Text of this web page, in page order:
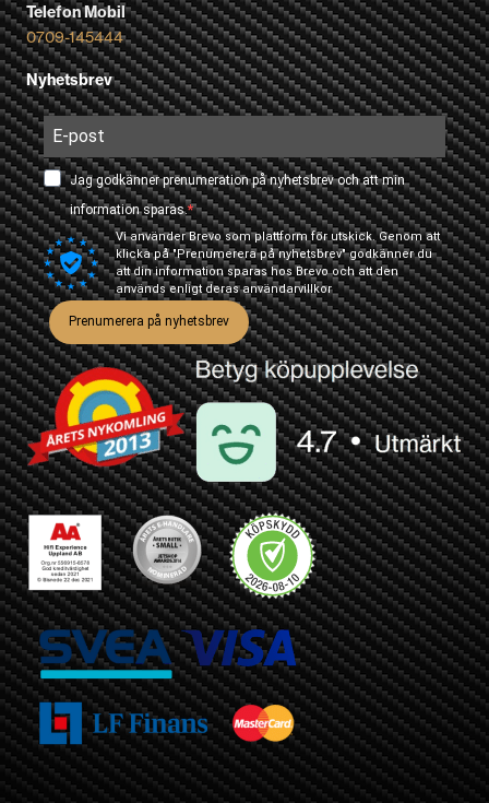
Telefon Mobil
0709-145444
Nyhetsbrev
Jag godkänner prenumeration på nyhetsbrev och att min
information sparas.
Vi använder Brevo som plattform för utskick. Genom att
klicka på "Prenumerera på nyhetsbrev" godkänner du
att din information sparas hos Brevo och att den
används enligt derasanvändarvillkor
Prenumerera på nyhetsbrev